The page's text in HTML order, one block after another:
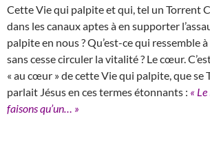
Cette Vie qui palpite et qui, tel un Torrent
dans les canaux aptes à en supporter
palpite en nous ? Qu’est-ce qui ressemble
sans cesse circuler la vitalité ? Le cœur.
« au cœur » de cette Vie qui palpite, que se
parlait Jésus en ces termes étonnants : «
faisons qu’un… »